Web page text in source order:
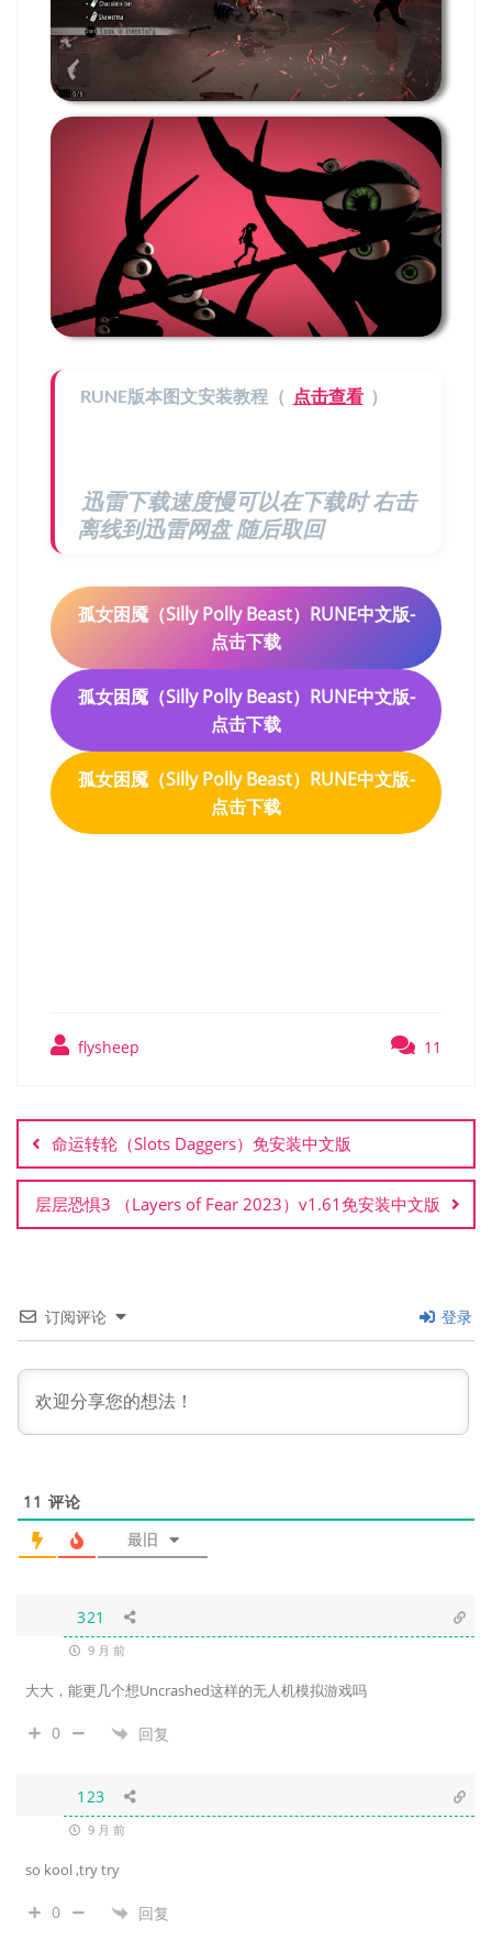
RUNE版本图文安装教程（ 点击查看 ）
迅雷下载速度慢可以在下载时 右击
离线到迅雷网盘 随后取回
孤女困魇（Silly Polly Beast）RUNE中文版-
点击下载
孤女困魇（Silly Polly Beast）RUNE中文版-
点击下载
孤女困魇（Silly Polly Beast）RUNE中文版-
点击下载
flysheep 11
章
导
航
命运转轮（Slots Daggers）免安装中文版
层层恐惧3 （Layers of Fear 2023）v1.61免安装中文版
订阅评论 登录
11 评论
最旧
321
9 月 前
大大，能更几个想Uncrashed这样的无人机模拟游戏吗
0 回复
123
9 月 前
so kool ,try try
0 回复